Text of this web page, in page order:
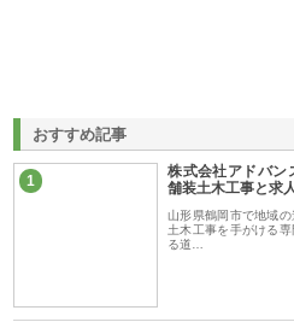
おすすめ記事
1
株式会社アドバン
舗装土木工事と求
山形県鶴岡市で地域
土木工事を手がける
る道…